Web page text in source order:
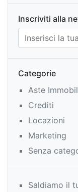
Inscriviti alla
Categorie
Aste
Crediti
Locazioni
Marketing
Senza
Saldiamo il